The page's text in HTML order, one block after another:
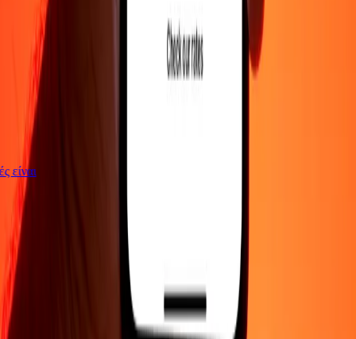
είναι
ΕΤΑΙΡΕΙΑ
Σχετικά με εμάς
Θέσεις εργασίαςΑσφάλεια
πράκτορας
ΥΠΟΣΤΗΡΙΞΗ